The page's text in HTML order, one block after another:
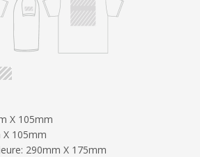
X 105mm
105mm
290mm X 175mm